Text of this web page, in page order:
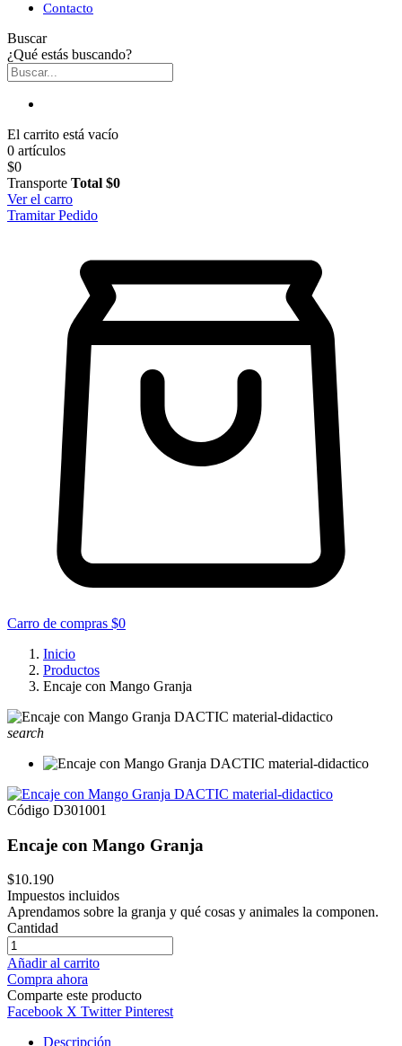
Contacto
Buscar
¿Qué estás buscando?
El carrito está vacío
0 artículos
$0
Transporte Total $0
Ver el carro
Tramitar Pedido
Carro de compras $0
Inicio
Productos
Encaje con Mango Granja
search
Código D301001
Encaje con Mango Granja
$10.190
Impuestos incluidos
Aprendamos sobre la granja y qué cosas y animales la componen.
Cantidad
Añadir al carrito
Compra ahora
Comparte este producto
Facebook X Twitter Pinterest
Descripción